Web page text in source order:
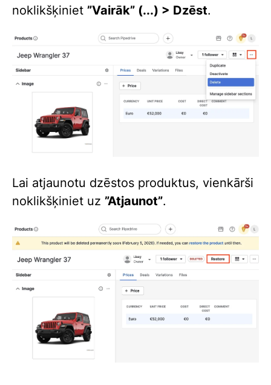
noklikšķiniet ”Vairāk” (...) > Dzēst.
Lai atjaunotu dzēstos produktus, vienkārši
noklikšķiniet uz ”Atjaunot”.